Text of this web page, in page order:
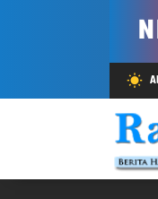
wb_sunny